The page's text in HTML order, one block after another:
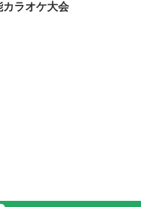
ラオケ大会